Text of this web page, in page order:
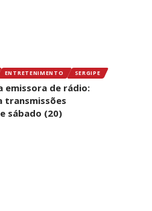
ENTRETENIMENTO SERGIPE
emissora de rádio:
transmissões
sábado (20)